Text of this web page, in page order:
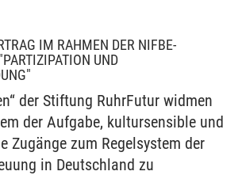
IM RAHMEN DER NIFBE-
UND
der Stiftung RuhrFutur widmen
der Aufgabe, kultursensible und
Zugänge zum Regelsystem der
in Deutschland zu